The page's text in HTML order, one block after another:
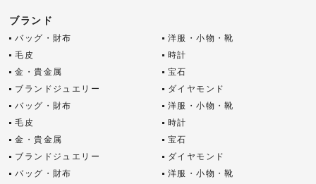
ブランド
バッグ・財布
洋服・小物・靴
毛皮
時計
金・貴金属
宝石
ブランドジュエリー
ダイヤモンド
バッグ・財布
洋服・小物・靴
毛皮
時計
金・貴金属
宝石
ブランドジュエリー
ダイヤモンド
バッグ・財布
洋服・小物・靴